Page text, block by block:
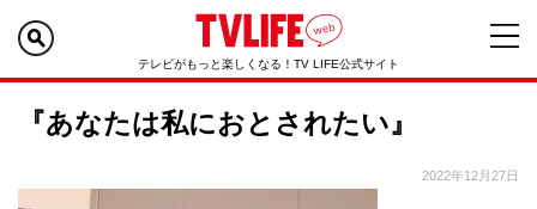
テレビがもっと楽しくなる！TV LIFE公式サイト
『あなたは私におとされたい』
2022年12月27日